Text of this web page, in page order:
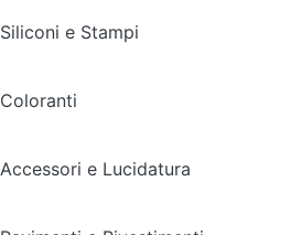
Siliconi e Stampi
Coloranti
Accessori e Lucidatura